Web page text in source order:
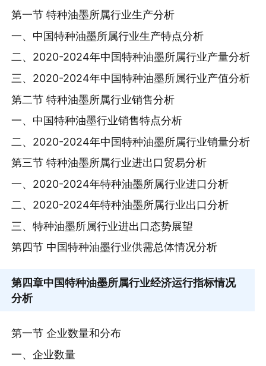
第一节 特种油墨所属行业生产分析
一、中国特种油墨所属行业生产特点分析
二、2020-2024年中国特种油墨所属行业产量分析
三、2020-2024年中国特种油墨所属行业产值分析
第二节 特种油墨所属行业销售分析
一、中国特种油墨行业销售特点分析
二、2020-2024年中国特种油墨所属行业销量分析
第三节 特种油墨所属行业进出口贸易分析
一、2020-2024年特种油墨所属行业进口分析
二、2020-2024年特种油墨所属行业出口分析
三、特种油墨所属行业进出口态势展望
第四节 中国特种油墨行业供需总体情况分析
第四章中国特种油墨所属行业经济运行指标情况
分析
第一节 企业数量和分布
一、企业数量